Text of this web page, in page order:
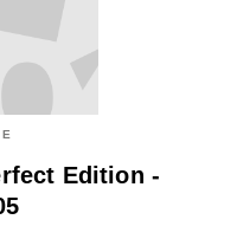
Edition -